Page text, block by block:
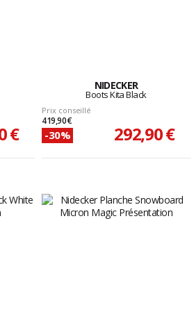
€
NIDECKER
Boots Kita Black
Prix conseillé
419,90 €
-30% 292,90 €